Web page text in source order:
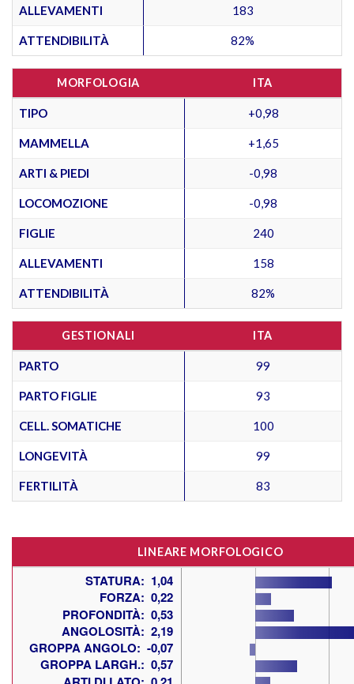
ALLEVAMENTI 183
ATTENDIBILITÀ 82%
MORFOLOGIA ITA
TIPO +0,98
MAMMELLA +1,65
ARTI & PIEDI -0,98
LOCOMOZIONE -0,98
FIGLIE 240
ALLEVAMENTI 158
ATTENDIBILITÀ 82%
GESTIONALI ITA
PARTO 99
PARTO FIGLIE 93
CELL. SOMATICHE 100
LONGEVITÀ 99
FERTILITÀ 83
LINEARE MORFOLOGICO